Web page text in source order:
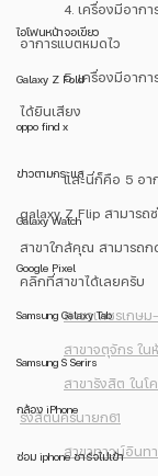
ไอโฟนหน้าจอเขียว
Galaxy Z Fold
oppo find x
ข่าวตามกระแส
Galaxy Watch
Google Pixel
Samsung Galaxy Tab
Samsung S Serirs
กล้อง iPhone
ซ่อม iphone ชาร์จไม่เข้า
อาการแบตหมดไว
	5. เครื่องมีอาการเกี่ยวกับระบบเสียง เช่น ไม่
ได้ยินเสียง
	และนี่ก็คือ 5 อาการเสียยอดฮิตของ Samsung
galaxy Z Flip สามารถ
สาขาใกล้คุณ สามารถก
คลิกที่สาขาได้เลยครับ
สาขาเพชรเกษ
สาขาจตุจักร ใน
สาขารังสิต ใน
รังสิตนครนายก61
สาขาทาวน์อินท